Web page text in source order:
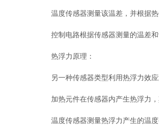
温度传感器测量该温差，并根据热
控制电路根据传感器测量的温差和
热浮力原理：
另一种传感器类型利用热浮力效应
加热元件在传感器内产生热浮力，
温度传感器测量热浮力产生的温度